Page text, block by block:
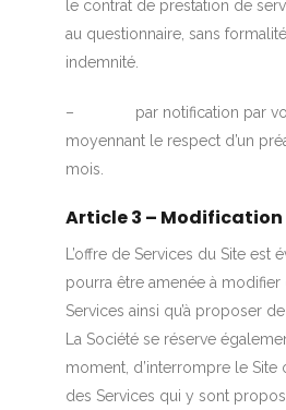
le contrat de prestation de
au questionnaire, sans
indemnité.
– par notification par
moyennant le respect d’un
mois.
Article 3 – Modification
L’offre de Services du Site est
pourra être amenée à
Services ainsi qu’à proposer
La Société se réserve
moment, d’interrompre le Site
des Services qui y sont